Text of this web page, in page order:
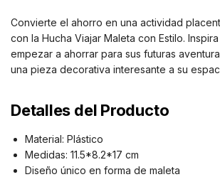
Convierte el ahorro en una actividad
con la Hucha Viajar Maleta con Estilo.
empezar a ahorrar para sus futuras
una pieza decorativa interesante a su
Detalles del Producto
Material: Plástico
Medidas: 11.5*8.2*17 cm
Diseño único en forma de maleta